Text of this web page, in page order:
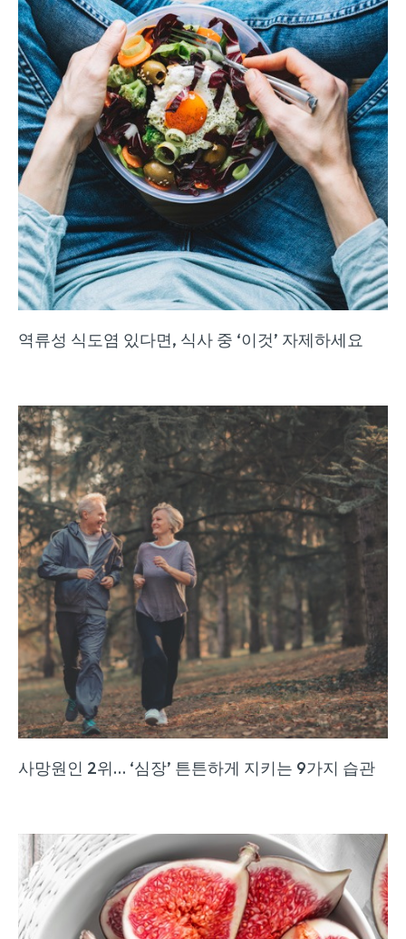
역류성 식도염 있다면, 식사 중 ‘이것’ 자제하세요
사망원인 2위… ‘심장’ 튼튼하게 지키는 9가지 습관